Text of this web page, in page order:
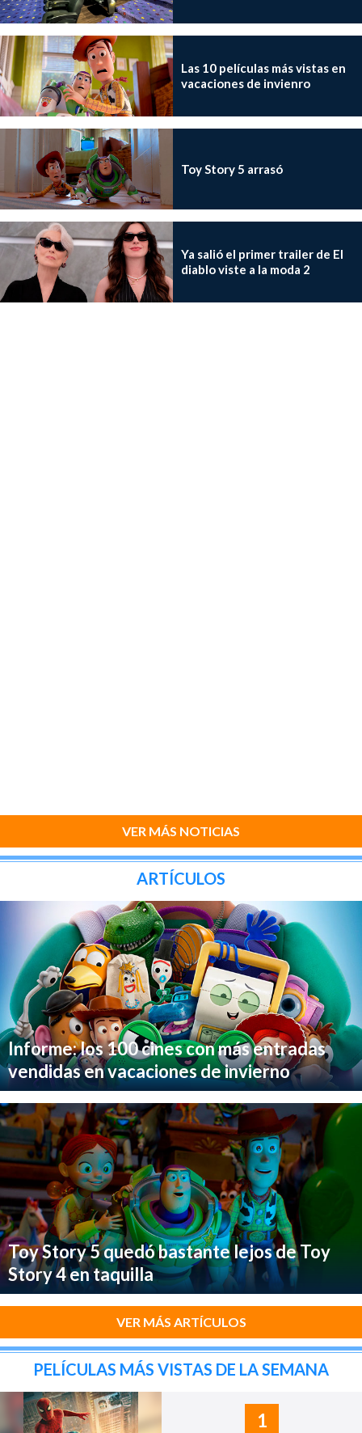
Las 10 películas más vistas en
vacaciones de invienro
Toy Story 5 arrasó
Ya salió el primer trailer de El
diablo viste a la moda 2
VER MÁS NOTICIAS
ARTÍCULOS
Informe: los 100 cines con más entradas
vendidas en vacaciones de invierno
Toy Story 5 quedó bastante lejos de Toy
Story 4 en taquilla
VER MÁS ARTÍCULOS
PELÍCULAS MÁS VISTAS DE LA SEMANA
1